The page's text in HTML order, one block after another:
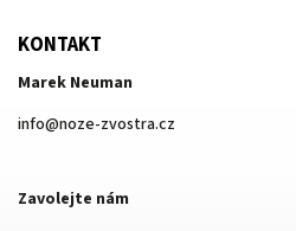
KONTAKT
Marek Neuman
info@noze-zvostra.cz
Zavolejte nám